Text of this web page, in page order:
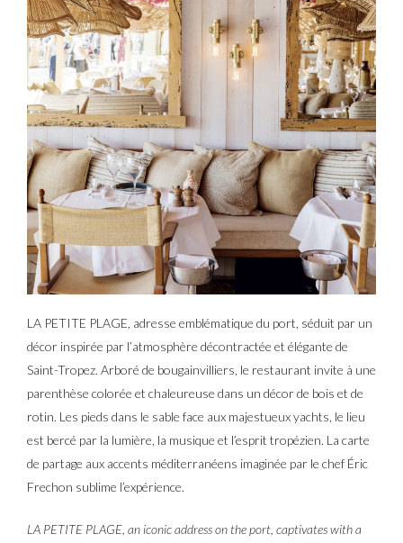
LA PETITE PLAGE, adresse emblématique du port, séduit par un
décor inspirée par l’atmosphère décontractée et élégante de
Saint-Tropez. Arboré de bougainvilliers, le restaurant invite à une
parenthèse colorée et chaleureuse dans un décor de bois et de
rotin. Les pieds dans le sable face aux majestueux yachts, le lieu
est bercé par la lumière, la musique et l’esprit tropézien. La carte
de partage aux accents méditerranéens imaginée par le chef Éric
Frechon sublime l’expérience.
LA PETITE PLAGE, an iconic address on the port, captivates with a